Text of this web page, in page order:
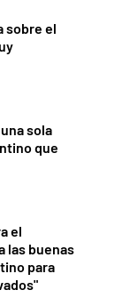
sobre el
sola
que
el
las buenas
para